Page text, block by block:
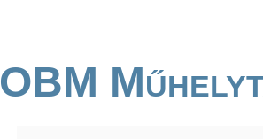
OBM